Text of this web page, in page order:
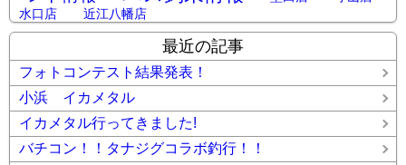
水口店
近江八幡店
最近の記事
フォトコンテスト結果発表！
小浜 イカメタル
イカメタル行ってきました!
バチコン！！タナジグコラボ釣行！！